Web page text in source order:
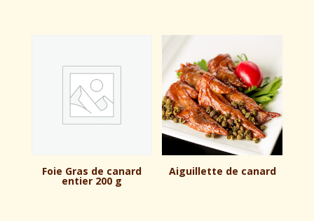
Foie Gras de canard
entier 200 g
Aiguillette de canard